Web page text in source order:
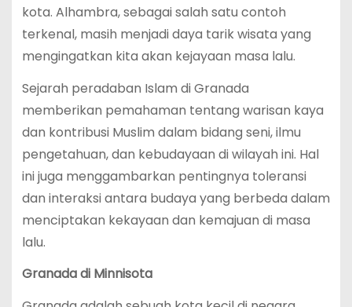
kota. Alhambra, sebagai salah satu contoh
terkenal, masih menjadi daya tarik wisata yang
mengingatkan kita akan kejayaan masa lalu.
Sejarah peradaban Islam di Granada
memberikan pemahaman tentang warisan kaya
dan kontribusi Muslim dalam bidang seni, ilmu
pengetahuan, dan kebudayaan di wilayah ini. Hal
ini juga menggambarkan pentingnya toleransi
dan interaksi antara budaya yang berbeda dalam
menciptakan kekayaan dan kemajuan di masa
lalu.
Granada di Minnisota